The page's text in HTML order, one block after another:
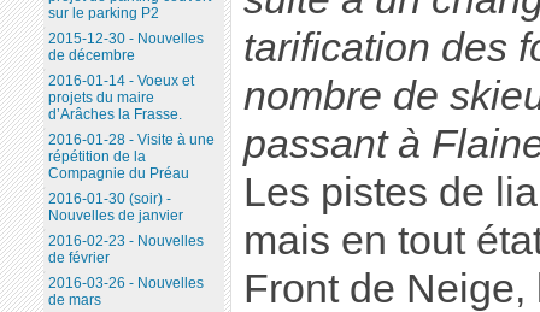
tarification des
nombre de
passant à
Les pistes de
mais en tout
Front de Neige,
sur le parking P2
2015-12-30 - Nouvelles
de décembre
2016-01-14 - Voeux et
projets du maire
d’Arâches la Frasse.
2016-01-28 - Visite à une
répétition de la
Compagnie du Préau
2016-01-30 (soir) -
Nouvelles de janvier
2016-02-23 - Nouvelles
de février
2016-03-26 - Nouvelles
de mars